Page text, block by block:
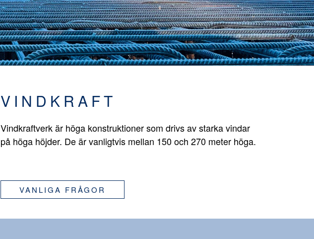
VINDKRAFT
Vindkraftverk är höga konstruktioner som drivs av starka vindar
på höga höjder. De är vanligtvis mellan 150 och 270 meter höga.
VANLIGA FRÅGOR